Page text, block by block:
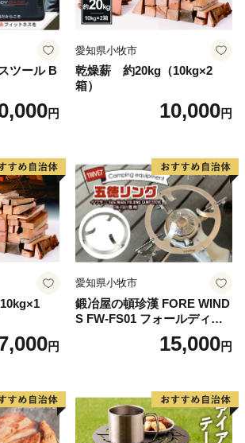
ツール B
円
愛知県小牧市
乾燥薪 約20kg（10kg×2
箱）
10,000円
円
愛知県小牧市
鍛冶屋の頓珍漢 FORE WIND
S FW-FS01 フォールディン
グ キャンプストーブ専用 五
15,000円